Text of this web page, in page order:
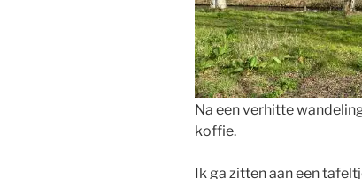
Na een verhitte
koffie.
Ik ga zitten aan een